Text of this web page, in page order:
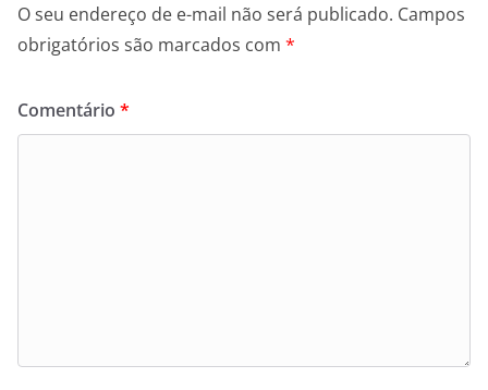
O seu endereço de e-mail não será publicado. Campos
obrigatórios são marcados com *
Comentário *